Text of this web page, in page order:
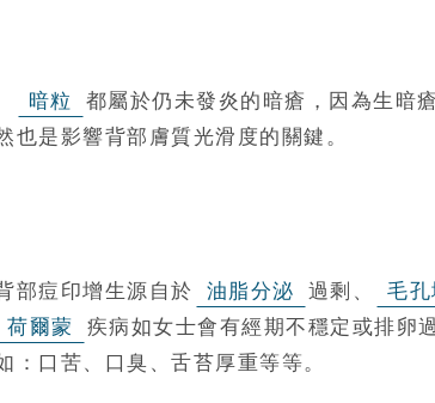
暗粒 都屬於仍未發炎的暗瘡，因為生暗
是影響背部膚質光滑度的關鍵。
部痘印增生源自於 油脂分泌 過剩、 毛
荷爾蒙 疾病如女士會有經期不穩定或排卵
口苦、口臭、舌苔厚重等等。